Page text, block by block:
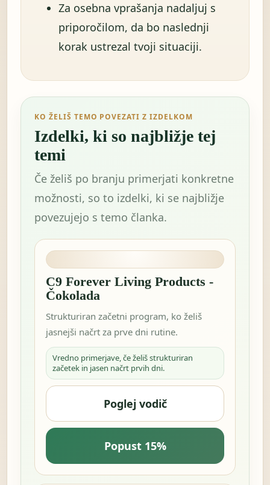
Za osebna vprašanja nadaljuj s
priporočilom, da bo naslednji
korak ustrezal tvoji situaciji.
KO ŽELIŠ TEMO POVEZATI Z IZDELKOM
Izdelki, ki so najbližje tej
temi
Če želiš po branju primerjati konkretne
možnosti, so to izdelki, ki se najbližje
povezujejo s temo članka.
C9 Forever Living Products -
Čokolada
Strukturiran začetni program, ko želiš
jasnejši načrt za prve dni rutine.
Vredno primerjave, če želiš strukturiran
začetek in jasen načrt prvih dni.
Poglej vodič
Popust 15%